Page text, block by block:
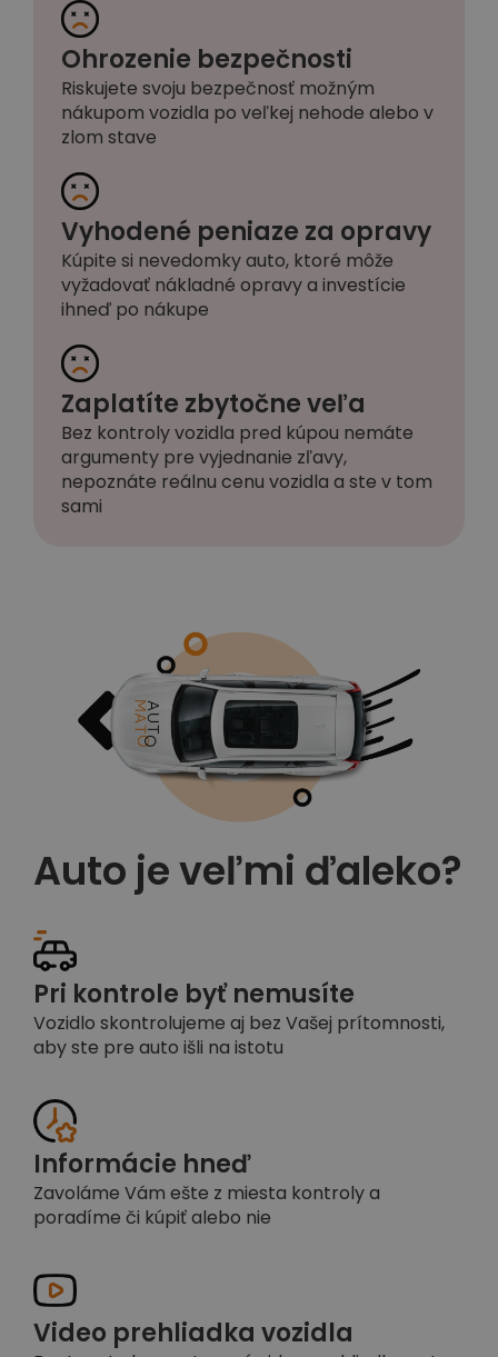
Ohrozenie bezpečnosti
Riskujete svoju bezpečnosť možným
nákupom vozidla po veľkej nehode alebo v
zlom stave
Vyhodené peniaze za opravy
Kúpite si nevedomky auto, ktoré môže
vyžadovať nákladné opravy a investície
ihneď po nákupe
Zaplatíte zbytočne veľa
Bez kontroly vozidla pred kúpou nemáte
argumenty pre vyjednanie zľavy,
nepoznáte reálnu cenu vozidla a ste v tom
sami
Auto je veľmi ďaleko?
Pri kontrole byť nemusíte
Vozidlo skontrolujeme aj bez Vašej prítomnosti,
aby ste pre auto išli na istotu
Informácie hneď
Zavoláme Vám ešte z miesta kontroly a
poradíme či kúpiť alebo nie
Video prehliadka vozidla